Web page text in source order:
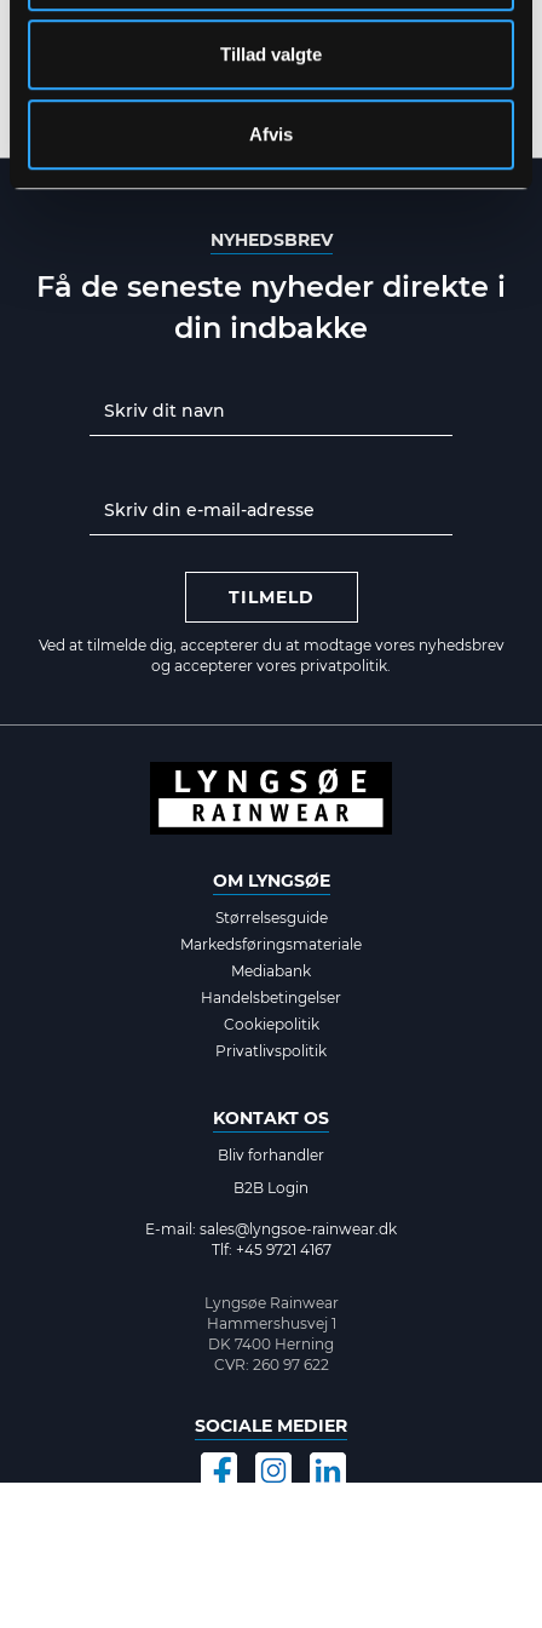
Tillad valgte
Afvis
MULTINORM HI-VIS
XS - 5XL
MULTINORM HI-VIS
KRAFTIG RIVFAST
XS - 5XL
NYHEDSBREV
Få de seneste nyheder direkte i
din indbakke
TILMELD
Ved at tilmelde dig, accepterer du at modtage vores nyhedsbrev
og accepterer vores privatpolitik.
OM LYNGSØE
Størrelsesguide
Markedsføringsmateriale
Mediabank
Handelsbetingelser
Cookiepolitik
Privatlivspolitik
KONTAKT OS
Bliv forhandler
B2B Login
E-mail: sales@lyngsoe-rainwear.dk
Tlf: +45 9721 4167
Lyngsøe Rainwear
Hammershusvej 1
DK 7400 Herning
CVR: 260 97 622
SOCIALE MEDIER